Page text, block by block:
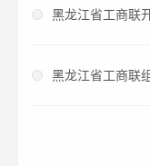
黑龙江省工商联
黑龙江省工商联